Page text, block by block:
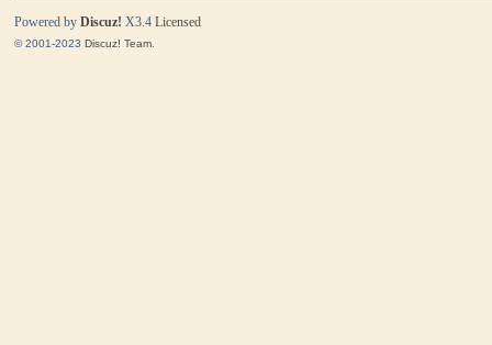
Powered byDiscuz! X3.4 Licensed
© 2001-2023Discuz! Team